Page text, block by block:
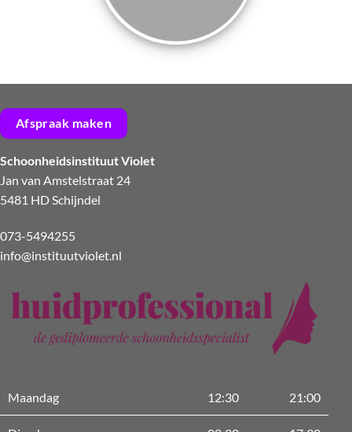
Afspraak maken
Schoonheidsinstituut Violet
Jan van Amstelstraat 24
5481 HD Schijndel
073-5494255
info@instituutviolet.nl
Maandag 12:30 21:00